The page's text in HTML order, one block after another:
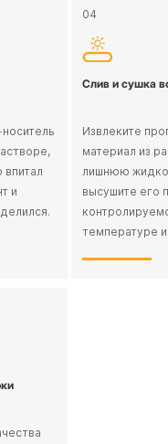
и
04
Слив и сушка
Извлеките
материал из
лишнюю
высушите его
температуре